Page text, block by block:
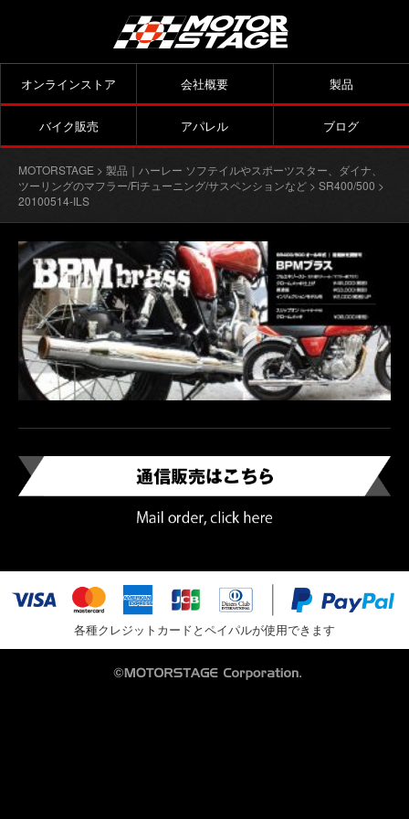
オンラインストア 会社概要 製品
バイク販売 アパレル ブログ
MOTORSTAGE > 製品｜ハーレー ソフテイルやスポーツスター、ダイナ、
ツーリングのマフラー/Fiチューニング/サスペンションなど > SR400/500 >
20100514-ILS
各種クレジットカードとペイパルが使用できます